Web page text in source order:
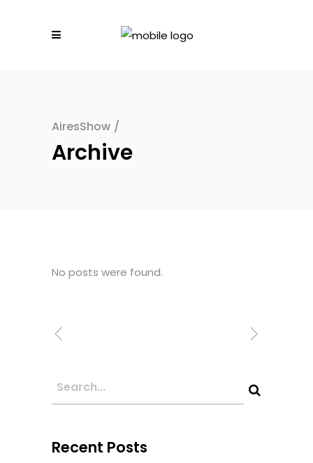
AiresShow /
Archive
No posts were found.
Recent Posts